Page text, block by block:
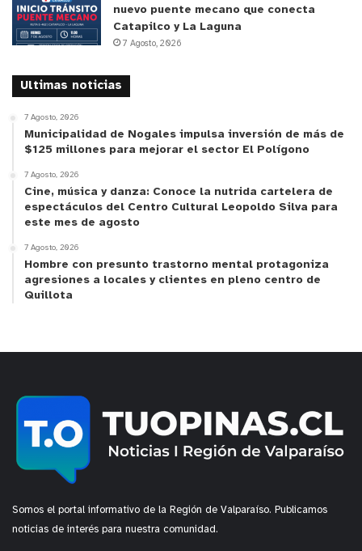
y tú, ¿qué opinas?nuevo puente mecano que conecta
Catapilco y La Laguna
7 Agosto, 2026
Ultimas noticias
7 Agosto, 2026
Municipalidad de Nogales impulsa inversión de más de
$125 millones para mejorar el sector El Polígono
7 Agosto, 2026
Cine, música y danza: Conoce la nutrida cartelera de
espectáculos del Centro Cultural Leopoldo Silva para
este mes de agosto
7 Agosto, 2026
Hombre con presunto trastorno mental protagoniza
agresiones a locales y clientes en pleno centro de
Quillota
Somos el portal informativo de la Región de Valparaíso. Publicamos
noticias de interés para nuestra comunidad.